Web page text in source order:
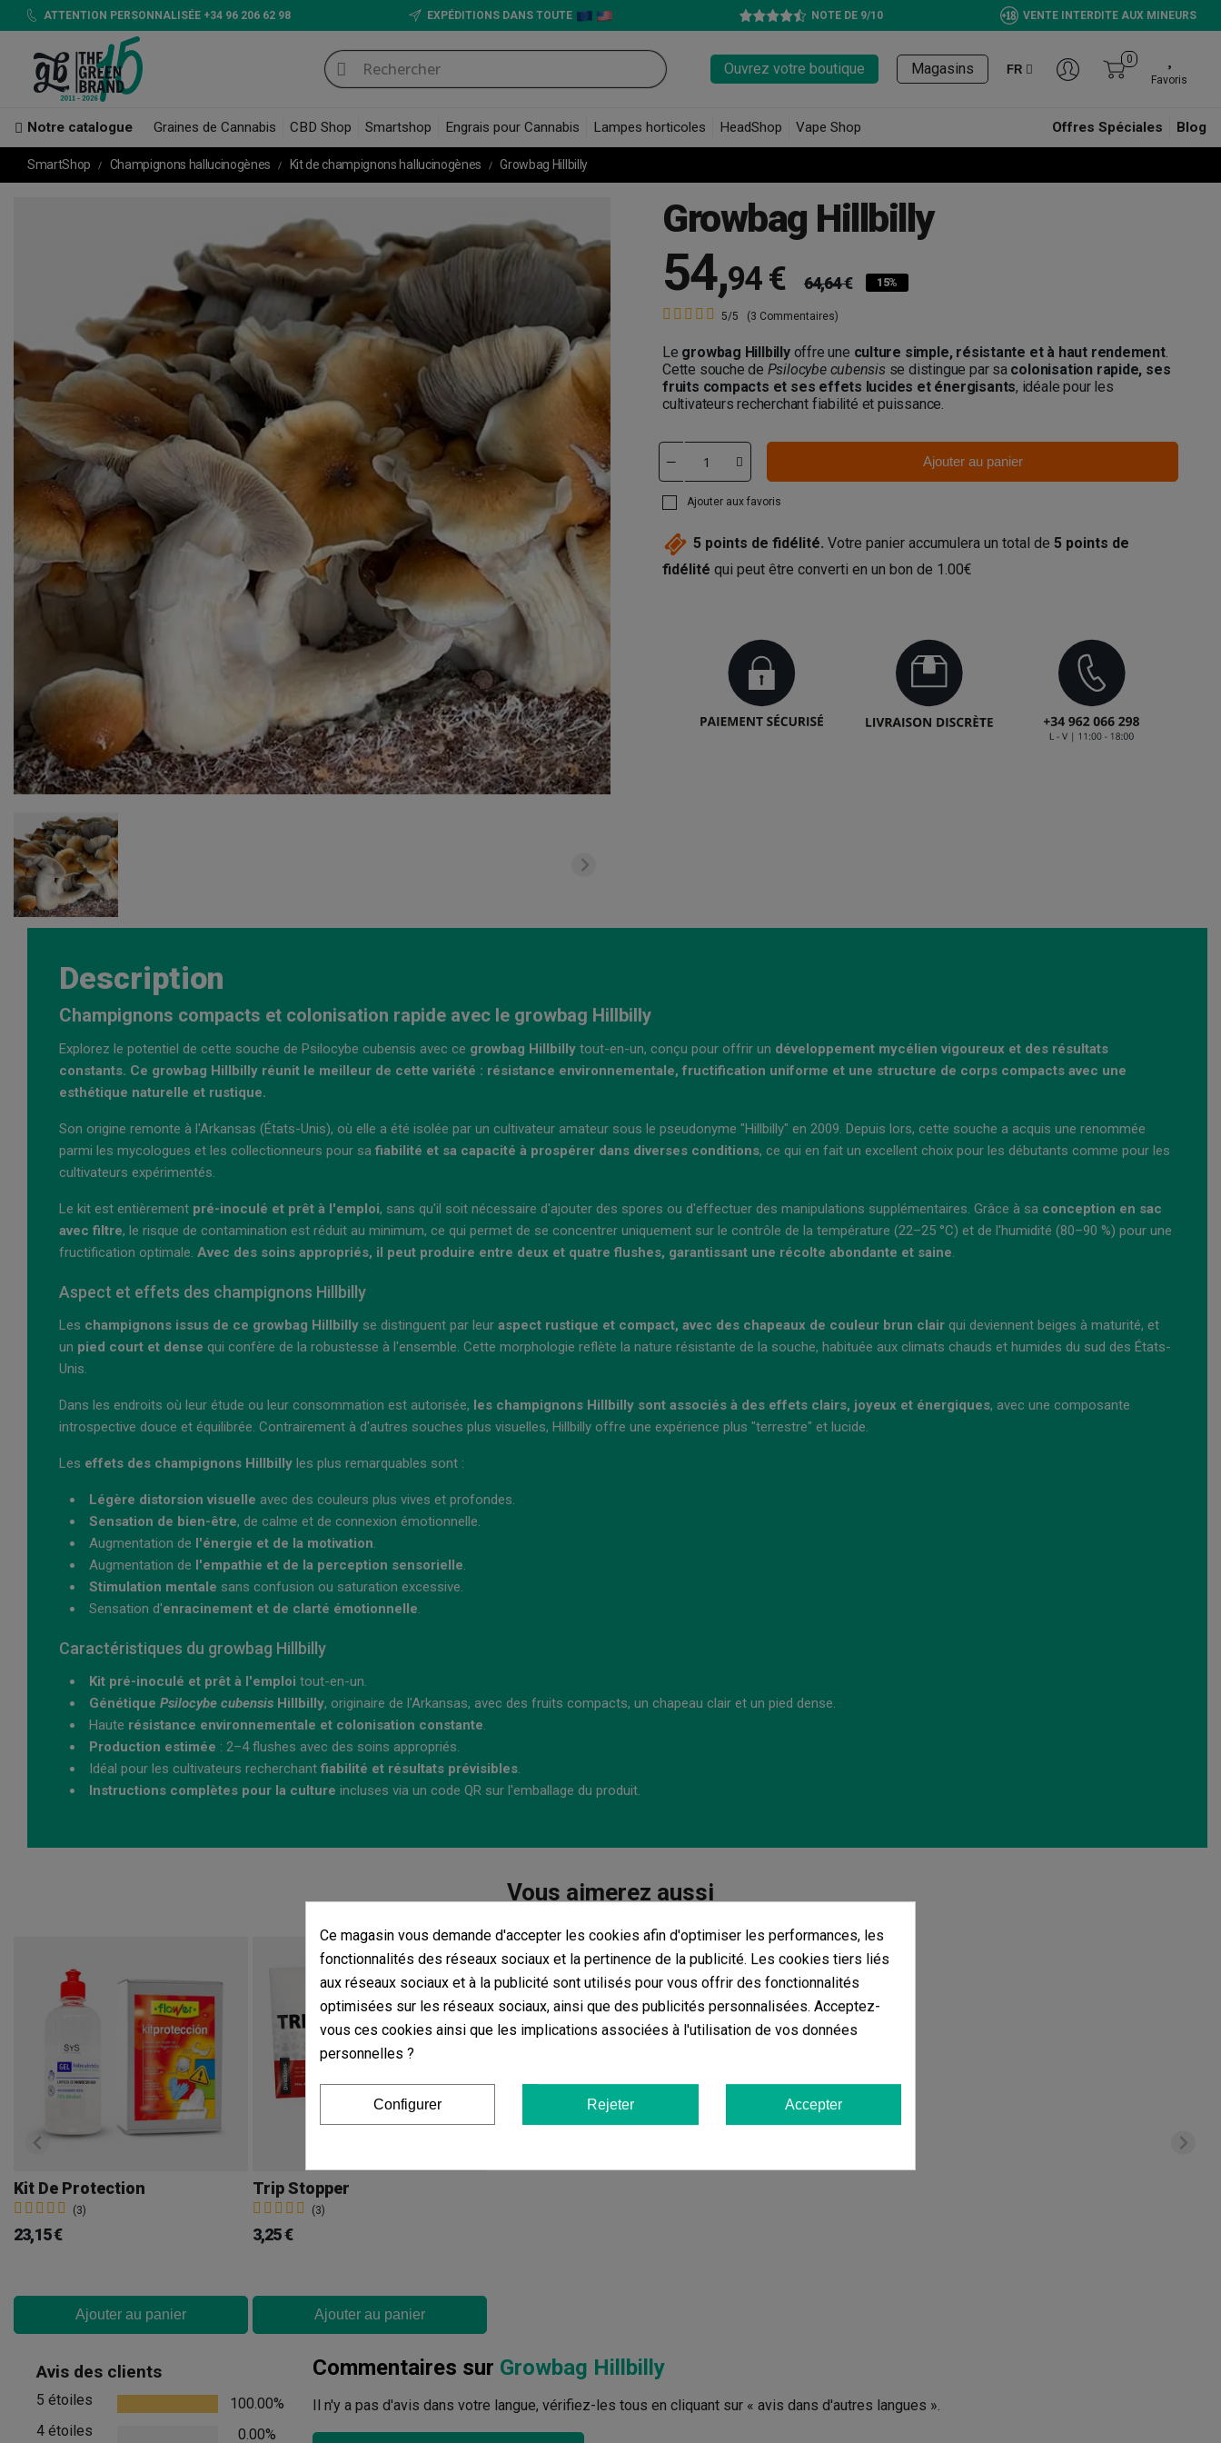
ATTENTION PERSONNALISÉE +34 96 206 62 98 EXPÉDITIONS DANS TOUTE NOTE DE 9/10 VENTE INTERDITE AUX MINEURS
Ouvrez votre boutique Magasins FR
0
Favoris
Notre catalogue Graines de Cannabis CBD Shop Smartshop Engrais pour Cannabis Lampes horticoles HeadShop Vape Shop Offres Spéciales Blog
SmartShop Champignons hallucinogènes Kit de champignons hallucinogènes Growbag Hillbilly
Growbag Hillbilly
54,94 € 64,64 € 15%
5/5 (3 Commentaires)
Le growbag Hillbillyoffre une culture simple, résistante et à haut rendement.
Cette souche de Psilocybe cubensisse distingue par sa colonisation rapide, ses
fruits compacts et ses effets lucides et énergisants, idéale pour les
cultivateurs recherchant fiabilité et puissance.
Ajouter au panier
Ajouter aux favoris
5 points de fidélité. Votre panier accumulera un total de 5 points de
fidélité qui peut être converti en un bon de 1.00€
Description
Champignons compacts et colonisation rapide avec le growbag Hillbilly
Explorez le potentiel de cette souche de Psilocybe cubensis avec ce growbag Hillbilly tout-en-un, conçu pour offrir un développement mycélien vigoureux et des résultats
constants. Ce growbag Hillbilly réunit le meilleur de cette variété : résistance environnementale, fructification uniforme et une structure de corps compacts avec une
esthétique naturelle et rustique.
Son origine remonte à l'Arkansas (États-Unis), où elle a été isolée par un cultivateur amateur sous le pseudonyme "Hillbilly" en 2009. Depuis lors, cette souche a acquis une renommée
parmi les mycologues et les collectionneurs pour safiabilité et sa capacité à prospérer dans diverses conditions, ce qui en fait un excellent choix pour les débutants comme pour les
cultivateurs expérimentés.
Le kit est entièrement pré-inoculé et prêt à l'emploi, sans qu'il soit nécessaire d'ajouter des spores ou d'effectuer des manipulations supplémentaires. Grâce à sa conception en sac
avec filtre, le risque de contamination est réduit au minimum, ce qui permet de se concentrer uniquement sur le contrôle de la température (22–25 °C) et de l'humidité (80–90 %) pour une
fructification optimale. Avec des soins appropriés, il peut produire entre deux et quatre flushes, garantissant une récolte abondante et saine.
Aspect et effets des champignons Hillbilly
Les champignons issus de ce growbag Hillbilly se distinguent par leur aspect rustique et compact, avec des chapeaux de couleur brun clair qui deviennent beiges à maturité, et
un pied court et dense qui confère de la robustesse à l'ensemble. Cette morphologie reflète la nature résistante de la souche, habituée aux climats chauds et humides du sud des États-
Unis.
Dans les endroits où leur étude ou leur consommation est autorisée, les champignons Hillbilly sont associés à des effets clairs, joyeux et énergiques, avec une composante
introspective douce et équilibrée. Contrairement à d'autres souches plus visuelles, Hillbilly offre une expérience plus "terrestre" et lucide.
Les effets des champignons Hillbilly les plus remarquables sont :
Légère distorsion visuelle avec des couleurs plus vives et profondes.
Sensation de bien-être, de calme et de connexion émotionnelle.
Augmentation de l'énergie et de la motivation.
Augmentation de l'empathie et de la perception sensorielle.
Stimulation mentale sans confusion ou saturation excessive.
Sensation d'enracinement et de clarté émotionnelle.
Caractéristiques du growbag Hillbilly
Kit pré-inoculé et prêt à l'emploi tout-en-un.
Génétique Psilocybe cubensis Hillbilly, originaire de l'Arkansas, avec des fruits compacts, un chapeau clair et un pied dense.
Haute résistance environnementale et colonisation constante.
Production estimée : 2–4 flushes avec des soins appropriés.
Idéal pour les cultivateurs recherchantfiabilité et résultats prévisibles.
Instructions complètes pour la culture incluses via un code QR sur l'emballage du produit.
Vous aimerez aussi
Kit De Protection
(3)
23,15 €
Ajouter au panier
Trip Stopper
(3)
3,25 €
Ajouter au panier
Empreinte De Spores Mazatapec
(15)
Ajouter au panier
Avis des clients
5 étoiles
100.00%
4 étoiles
0.00%
Commentaires sur Growbag Hillbilly
Il n'y a pas d'avis dans votre langue, vérifiez-les tous en cliquant sur « avis dans d'autres langues ».
Ce magasin vous demande d'accepter les cookies afin d'optimiser les performances, les
fonctionnalités des réseaux sociaux et la pertinence de la publicité. Les cookies tiers liés
aux réseaux sociaux et à la publicité sont utilisés pour vous offrir des fonctionnalités
optimisées sur les réseaux sociaux, ainsi que des publicités personnalisées. Acceptez-
vous ces cookies ainsi que les implications associées à l'utilisation de vos données
personnelles ?
Configurer Rejeter Accepter